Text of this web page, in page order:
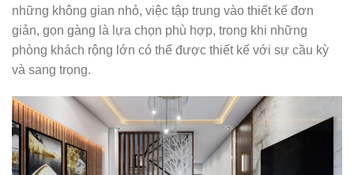
những không gian nhỏ, việc tập trung vào thiết kế đơn
giản, gọn gàng là lựa chọn phù hợp, trong khi những
phòng khách rộng lớn có thể được thiết kế với sự cầu kỳ
và sang trọng.